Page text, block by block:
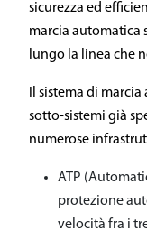
sicurezza ed
marcia automatica
lungo la linea che
Il sistema di
sotto-sistemi già
numerose
ATP
protezione
velocità fra i